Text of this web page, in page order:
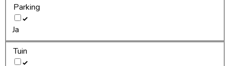
Parking
Ja
Tuin